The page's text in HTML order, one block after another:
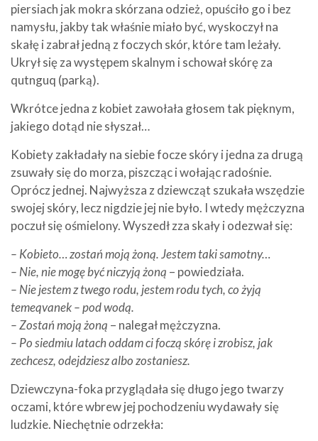
piersiach jak mokra skórzana odzież, opuściło go i bez
namysłu, jakby tak właśnie miało być, wyskoczył na
skałę i zabrał jedną z foczych skór, które tam leżały.
Ukrył się za występem skalnym i schował skórę za
qutnguq (parką).
Wkrótce jedna z kobiet zawołała głosem tak pięknym,
jakiego dotąd nie słyszał…
Kobiety zakładały na siebie focze skóry i jedna za drugą
zsuwały się do morza, piszcząc i wołając radośnie.
Oprócz jednej. Najwyższa z dziewcząt szukała wszędzie
swojej skóry, lecz nigdzie jej nie było. I wtedy mężczyzna
poczuł się ośmielony. Wyszedł zza skały i odezwał się:
– Kobieto… zostań moją żoną. Jestem taki samotny…
– Nie, nie mogę być niczyją żoną – powiedziała.
– Nie jestem z twego rodu, jestem rodu tych, co żyją
temeqvanek – pod wodą.
– Zostań moją żoną – nalegał mężczyzna.
– Po siedmiu latach oddam ci foczą skórę i zrobisz, jak
zechcesz, odejdziesz albo zostaniesz.
Dziewczyna-foka przyglądała się długo jego twarzy
oczami, które wbrew jej pochodzeniu wydawały się
ludzkie. Niechętnie odrzekła: